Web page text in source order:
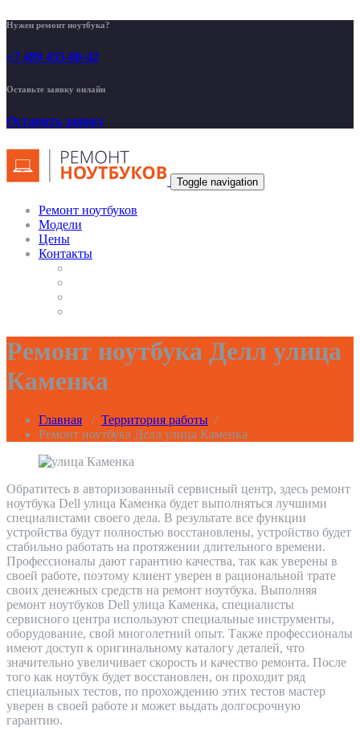
Нужен ремонт ноутбука?
+7 499 455-00-42
Оставьте заявку онлайн
Оставить заявку
Toggle navigation
Ремонт ноутбуков
Модели
Цены
Контакты
Ремонт ноутбука Делл улица
Каменка
Главная / Территория работы /
Ремонт ноутбука Делл улица Каменка
Обратитесь в авторизованный сервисный центр, здесь ремонт
ноутбука Dell улица Каменка будет выполняться лучшими
специалистами своего дела. В результате все функции
устройства будут полностью восстановлены, устройство будет
стабильно работать на протяжении длительного времени.
Профессионалы дают гарантию качества, так как уверены в
своей работе, поэтому клиент уверен в рациональной трате
своих денежных средств на ремонт ноутбука. Выполняя
ремонт ноутбуков Dell улица Каменка, специалисты
сервисного центра используют специальные инструменты,
оборудование, свой многолетний опыт. Также профессионалы
имеют доступ к оригинальному каталогу деталей, что
значительно увеличивает скорость и качество ремонта. После
того как ноутбук будет восстановлен, он проходит ряд
специальных тестов, по прохождению этих тестов мастер
уверен в своей работе и может выдать долгосрочную
гарантию.